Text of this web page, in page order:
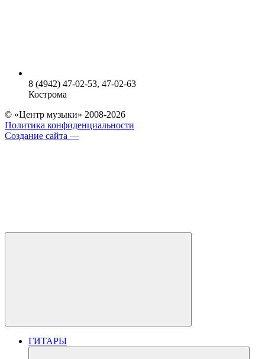
8 (4942) 47-02-53, 47-02-63
Кострома
© «Центр музыки» 2008-2026
Политика конфиденциальности
Создание сайта —
ГИТАРЫ